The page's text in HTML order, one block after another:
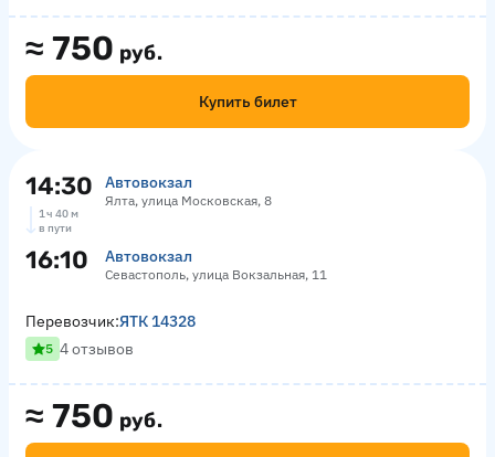
≈ 750 руб.
Купить билет
14:30 Автовокзал
Ялта, улица Московская, 8
1 ч 40 м
в пути
16:10 Автовокзал
Севастополь, улица Вокзальная, 11
≈ 750 руб.
Перевозчик:ЯТК 14328
5 4 отзывов